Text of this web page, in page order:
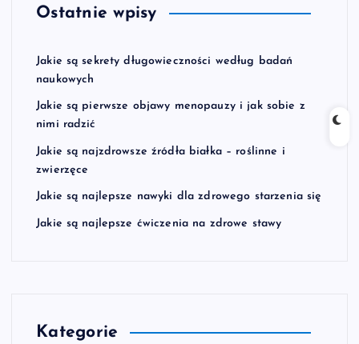
Ostatnie wpisy
Jakie są sekrety długowieczności według badań
naukowych
Jakie są pierwsze objawy menopauzy i jak sobie z
nimi radzić
Jakie są najzdrowsze źródła białka – roślinne i
zwierzęce
Jakie są najlepsze nawyki dla zdrowego starzenia się
Jakie są najlepsze ćwiczenia na zdrowe stawy
Kategorie